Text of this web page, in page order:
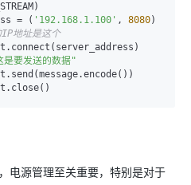
= ( '192.168.1.100' , 8080
地址是这个
是要发送的数据"
电源管理至关重要，特别是对于